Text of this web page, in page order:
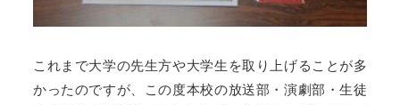
これまで大学の先生方や大学生を取り上げることが多
かったのですが、この度本校の放送部・演劇部・生徒